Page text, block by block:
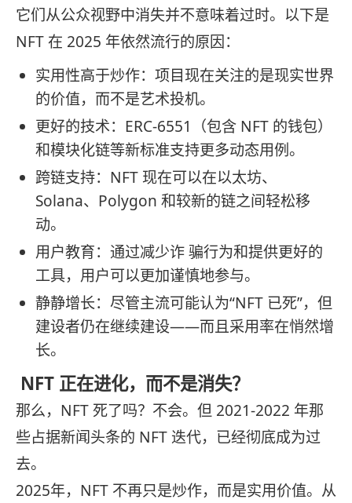
它们从公众视野中消失并不意味着过时。以下是
NFT 在 2025 年依然流行的原因：
实用性高于炒作：项目现在关注的是现实世界
的价值，而不是艺术投机。
更好的技术：ERC-6551（包含 NFT 的钱包）
和模块化链等新标准支持更多动态用例。
跨链支持：NFT 现在可以在以太坊、
Solana、Polygon 和较新的链之间轻松移
动。
用户教育：通过减少诈 骗行为和提供更好的
工具，用户可以更加谨慎地参与。
静静增长：尽管主流可能认为“NFT 已死”，但
建设者仍在继续建设——而且采用率在悄然增
长。
NFT 正在进化，而不是消失？
那么，NFT 死了吗？不会。但 2021-2022 年那
些占据新闻头条的 NFT 迭代，已经彻底成为过
去。
2025年，NFT 不再只是炒作，而是实用价值。从